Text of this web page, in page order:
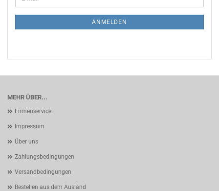
Mail
ANMELDEN
MEHR ÜBER...
Firmenservice
Impressum
Über uns
Zahlungsbedingungen
Versandbedingungen
Bestellen aus dem Ausland